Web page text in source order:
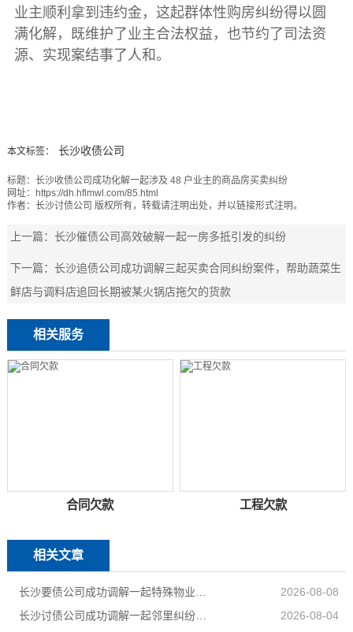
业主顺利拿到违约金，这起群体性购房纠纷得以圆
满化解，既维护了业主合法权益，也节约了司法资
源、实现案结事了人和。
本文标签： 长沙收债公司
标题： 长沙收债公司成功化解一起涉及 48 户业主的商品房买卖纠纷
网址： https://dh.hflmwl.com/85.html
作者： 长沙讨债公司 版权所有，转载请注明出处，并以链接形式注明。
上一篇：长沙催债公司高效破解一起一房多抵引发的纠纷
下一篇：长沙追债公司成功调解三起买卖合同纠纷案件，帮助蔬菜生
鲜店与调料店追回长期被某火锅店拖欠的货款
相关服务
合同欠款 工程欠款
相关文章
长沙要债公司成功调解一起特殊物业纠纷
2026-08-08
长沙讨债公司成功调解一起邻里纠纷，调解当日全部履行到位
2026-08-04